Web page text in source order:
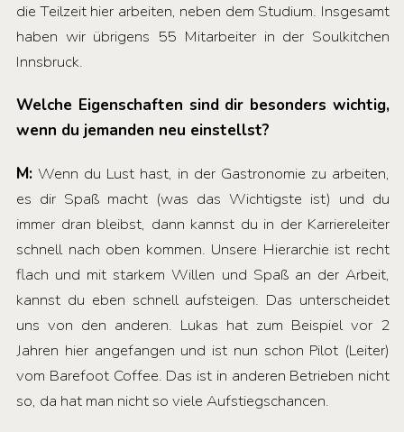
die Teilzeit hier arbeiten, neben dem Studium. Insgesamt
haben wir übrigens 55 Mitarbeiter in der Soulkitchen
Innsbruck.
Welche Eigenschaften sind dir besonders wichtig,
wenn du jemanden neu einstellst?
M: Wenn du Lust hast, in der Gastronomie zu arbeiten,
es dir Spaß macht (was das Wichtigste ist) und du
immer dran bleibst, dann kannst du in der Karriereleiter
schnell nach oben kommen. Unsere Hierarchie ist recht
flach und mit starkem Willen und Spaß an der Arbeit,
kannst du eben schnell aufsteigen. Das unterscheidet
uns von den anderen. Lukas hat zum Beispiel vor 2
Jahren hier angefangen und ist nun schon Pilot (Leiter)
vom Barefoot Coffee. Das ist in anderen Betrieben nicht
so, da hat man nicht so viele Aufstiegschancen.